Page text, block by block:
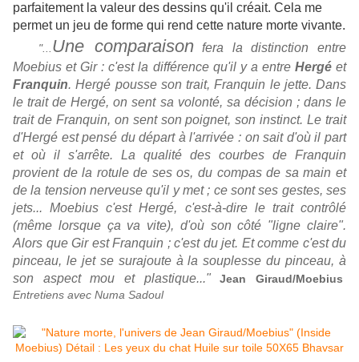
parfaitement la valeur des dessins qu'il créait. Cela me
permet un jeu de forme qui rend cette nature morte vivante.
"... Une comparaisonfera la distinction entre
Moebius et Gir : c'est la différence qu'il y a entreHergéet
Franquin. Hergé pousse son trait, Franquin le jette. Dans
le trait de Hergé, on sent sa volonté, sa décision ; dans le
trait de Franquin, on sent son poignet, son instinct. Le trait
d'Hergé est pensé du départ à l'arrivée : on sait d'où il part
et où il s'arrête. La qualité des courbes de Franquin
provient de la rotule de ses os, du compas de sa main et
de la tension nerveuse qu'il y met ; ce sont ses gestes, ses
jets... Moebius c'est Hergé, c'est-à-dire le trait contrôlé
(même lorsque ça va vite), d'où son côté "ligne claire".
Alors que Gir est Franquin ; c'est du jet. Et comme c'est du
pinceau, le jet se surajoute à la souplesse du pinceau, à
son aspect mou et plastique..."
Jean Giraud/Moebius
Entretiens avec Numa Sadoul